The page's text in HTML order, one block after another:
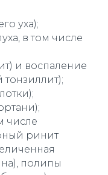
уха);
в том числе
и воспаление
числе
ринит
полипы